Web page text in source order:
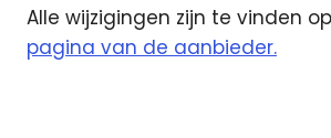
Alle wijzigingen zijn te vinden op
pagina van de aanbieder.